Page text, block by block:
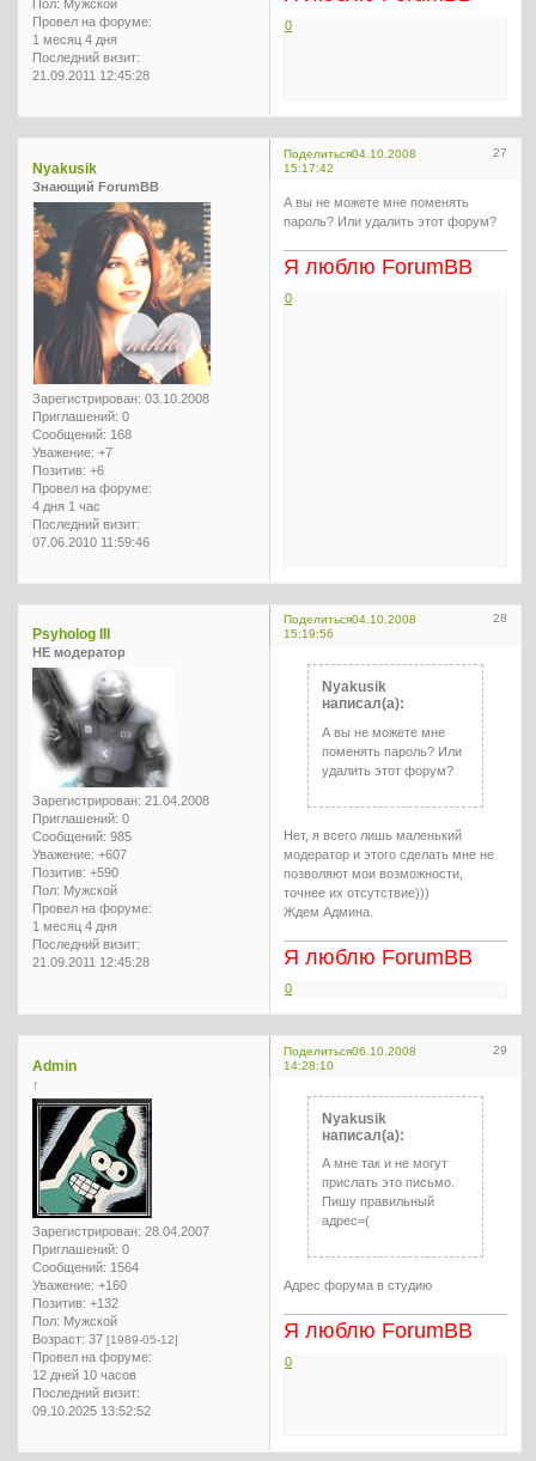
Пол: Мужской
Провел на форуме:
1 месяц 4 дня
Последний визит:
21.09.2011 12:45:28
0
Поделиться 27
04.10.2008
15:17:42
Nyakusik
Знающий ForumBB
Зарегистрирован: 03.10.2008
Приглашений: 0
Сообщений: 168
Уважение: +7
Позитив: +6
Провел на форуме:
4 дня 1 час
Последний визит:
07.06.2010 11:59:46
А вы не можете мне поменять
пароль? Или удалить этот форум?
Я люблю ForumBB
0
Поделиться 28
04.10.2008
15:19:56
Psyholog III
НЕ модератор
Зарегистрирован: 21.04.2008
Приглашений: 0
Сообщений: 985
Уважение: +607
Позитив: +590
Пол: Мужской
Провел на форуме:
1 месяц 4 дня
Последний визит:
21.09.2011 12:45:28
Nyakusik
написал(а):
А вы не можете мне
поменять пароль? Или
удалить этот форум?
Нет, я всего лишь маленький
модератор и этого сделать мне не
позволяют мои возможности,
точнее их отсутствие)))
Ждем Админа.
Я люблю ForumBB
0
Поделиться 29
06.10.2008
14:28:10
Admin
↑
Зарегистрирован: 28.04.2007
Приглашений: 0
Сообщений: 1564
Уважение: +160
Позитив: +132
Пол: Мужской
Возраст: 37 [1989-05-12]
Провел на форуме:
12 дней 10 часов
Последний визит:
09.10.2025 13:52:52
Nyakusik
написал(а):
А мне так и не могут
прислать это письмо.
Пишу правильный
адрес=(
Адрес форума в студию
Я люблю ForumBB
0